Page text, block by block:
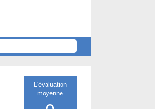
L'évaluation
moyenne